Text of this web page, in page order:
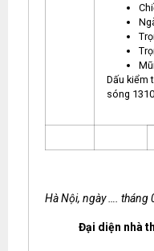
Dấu kiểm
sóng
Hà Nội, ngày …. tháng
Đại diện nhà